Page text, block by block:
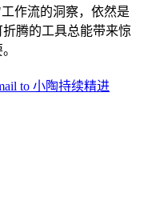
作流的洞察，依然是
腾的工具总能带来惊
to 小陶持续精进